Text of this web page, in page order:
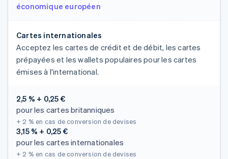
économique européen
Cartes internationales
Acceptez les cartes de crédit et de débit, les cartes
prépayées et les wallets populaires pour les cartes
émises à l'international.
2,5 % + 0,25 €
pour les cartes britanniques
+ 2 %en cas de conversion de devises
3,15 % + 0,25 €
pour les cartes internationales
+ 2 %en cas de conversion de devises